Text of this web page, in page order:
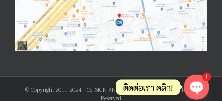
© Copyright 2011-2024 | CS. SIGN AND PRODUCT CO., LTD. | All Rights
Reserved
ติดต่อเรา คลิก!
1